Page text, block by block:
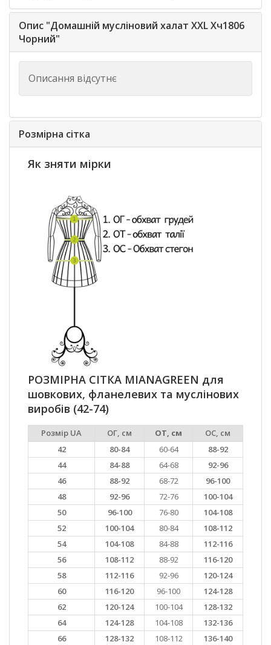
Опис "Домашній мусліновий халат XXL Хч1806
Чорний"
Описання відсутнє
Розмірна сітка
Як зняти мірки
РОЗМІРНА СІТКА MIANAGREEN для
шовкових, фланелевих та муслінових
виробів (42-74)
Розмір UA ОГ, см ОТ, см
ОС, см
42
80-84 60-64
88-92
44
84-88 64-68
92-96
46
88-92 68-72
96-100
48
92-96 72-76
100-104
50
96-100 76-80
104-108
52
100-104 80-84
108-112
54
104-108 84-88
112-116
56
108-112 88-92
116-120
58
112-116 92-96
120-124
60
116-120 96-100
124-128
62
120-124 100-104
128-132
64
124-128 104-108
132-136
66
128-132 108-112
136-140